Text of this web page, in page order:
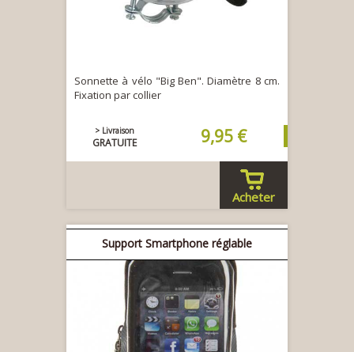
Sonnette à vélo "Big Ben". Diamètre 8 cm.
Fixation par collier
> Livraison
GRATUITE 9,95 €
Acheter
Support Smartphone réglable